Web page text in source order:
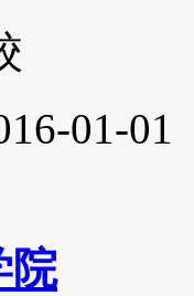
01-01
院